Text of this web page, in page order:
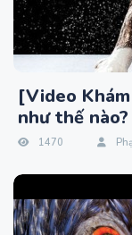
[Video
như thế nào?
1470